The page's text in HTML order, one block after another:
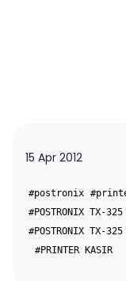
15 Apr 2012
#postronix
#POSTRONIX TX-325
#POSTRONIX TX-
#PRINTER KASIR